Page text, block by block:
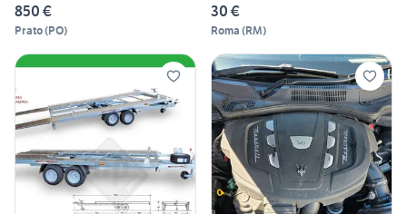
850 €
Prato(PO)
30 €
Roma (RM)